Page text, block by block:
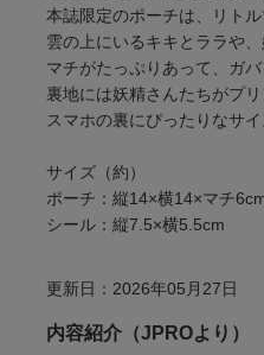
本誌限定のポーチは、リト
雲の上にいるキキとララや
マチがたっぷりあって、ガ
裏地には妖精さんたちがプ
スマホの裏にぴったりなサ
サイズ（約）
ポーチ：縦14×横14×マチ
シール：縦7.5×横5.5cm
更新日：2026年05月27日
内容紹介（JPROより）